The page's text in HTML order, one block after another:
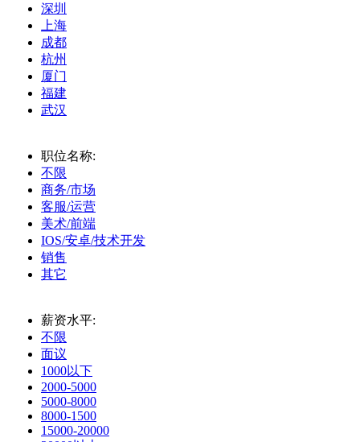
深圳
上海
成都
杭州
厦门
福建
武汉
职位名称:
不限
商务/市场
客服/运营
美术/前端
IOS/安卓/技术开发
销售
其它
薪资水平:
不限
面议
1000以下
2000-5000
5000-8000
8000-1500
15000-20000